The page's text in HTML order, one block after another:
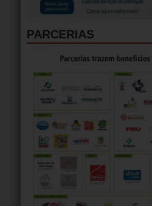
PARCERIAS